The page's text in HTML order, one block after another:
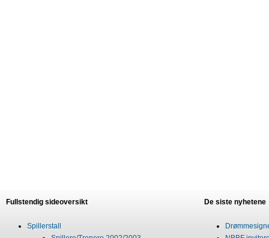
Fullstendig sideoversikt
Spillerstall
De siste nyhetene